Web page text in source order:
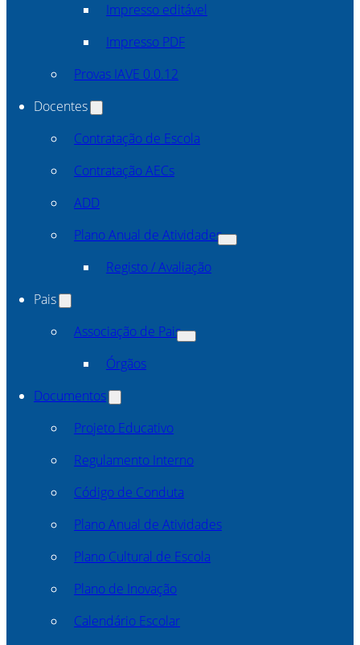
Impresso editável
Impresso PDF
Provas IAVE 0.0.12
Docentes
Contratação de Escola
Contratação AECs
ADD
Plano Anual de Atividades
Registo / Avaliação
Pais
Associação de Pais
Órgãos
Documentos
Projeto Educativo
Regulamento Interno
Código de Conduta
Plano Anual de Atividades
Plano Cultural de Escola
Plano de Inovação
Calendário Escolar